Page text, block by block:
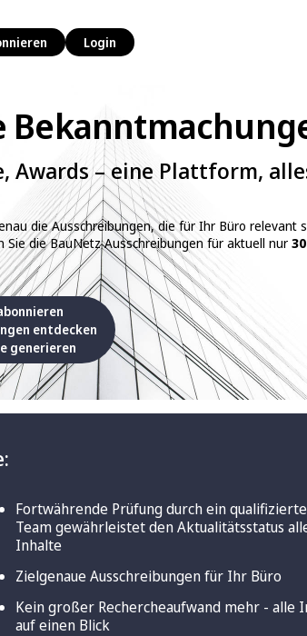
Login
Awards – eine Plattform,
die Ausschreibungen, die für Ihr Büro relevant
die BauNetz Ausschreibungen für aktuell nur
entdecken
generieren
Fortwährende Prüfung durch ein
Team gewährleistet den Aktualitätsstatus
Inhalte
Zielgenaue Ausschreibungen für Ihr Büro
Kein großer Rechercheaufwand mehr - alle
auf einen Blick